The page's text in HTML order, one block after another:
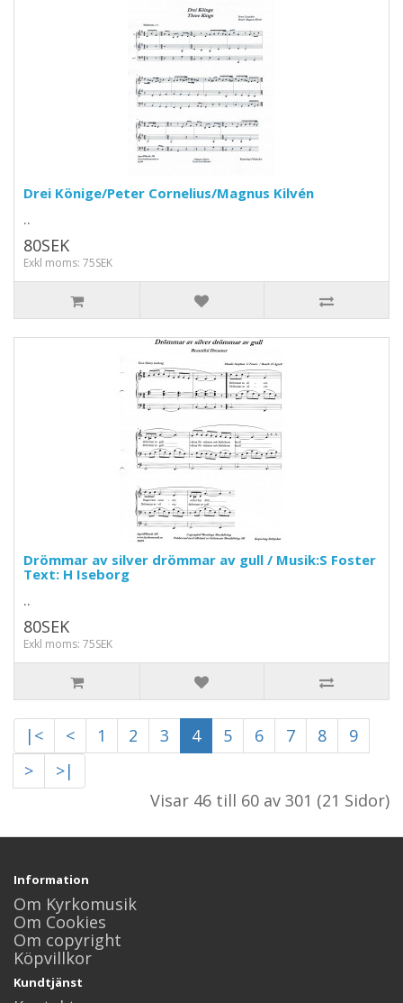
Drei Könige/Peter Cornelius/Magnus Kilvén
..
80SEK
Exkl moms: 75SEK
Drömmar av silver drömmar av gull / Musik:S Foster
Text: H Iseborg
..
80SEK
Exkl moms: 75SEK
|< < 1 2 3 4 5 6 7 8
9
>
>|
Visar 46 till 60 av 301 (21 Sidor)
Information
Om Kyrkomusik
Om Cookies
Om copyright
Köpvillkor
Kundtjänst